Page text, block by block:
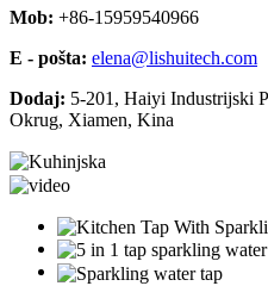
Mob: +86-15959540966
E - pošta: elena@lishuitech.com
Dodaj: 5-201, Haiyi Industrijski
Okrug, Xiamen, Kina